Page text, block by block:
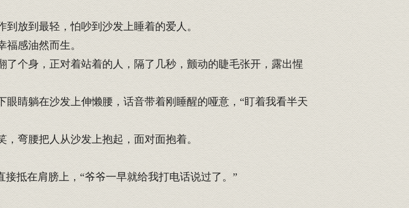
放到最轻，怕吵到沙发上睡着的爱人。
福感油然而生。
个身，正对着站着的人，隔了几秒，颤动的睫毛张开，露出惺
睛躺在沙发上伸懒腰，话音带着刚睡醒的哑意，“盯着我看半天
弯腰把人从沙发上抱起，面对面抱着。
抵在肩膀上，“爷爷一早就给我打电话说过了。”